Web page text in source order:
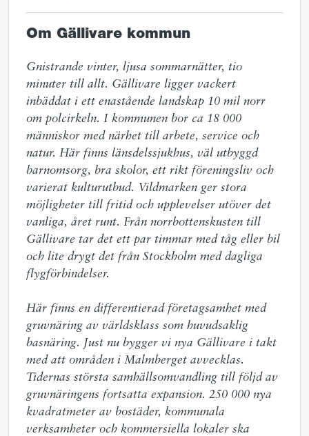
Om Gällivare kommun
Gnistrande vinter, ljusa sommarnätter, tio
minuter till allt. Gällivare ligger vackert
inbäddat i ett enastående landskap 10 mil norr
om polcirkeln. I kommunen bor ca 18 000
människor med närhet till arbete, service och
natur. Här finns länsdelssjukhus, väl utbyggd
barnomsorg, bra skolor, ett rikt föreningsliv och
varierat kulturutbud. Vildmarken ger stora
möjligheter till fritid och upplevelser utöver det
vanliga, året runt. Från norrbottenskusten till
Gällivare tar det ett par timmar med tåg eller bil
och lite drygt det från Stockholm med dagliga
flygförbindelser.
Här finns en differentierad företagsamhet med
gruvnäring av världsklass som huvudsaklig
basnäring. Just nu bygger vi nya Gällivare i takt
med att områden i Malmberget avvecklas.
Tidernas största samhällsomvandling till följd av
gruvnäringens fortsatta expansion. 250 000 nya
kvadratmeter av bostäder, kommunala
verksamheter och kommersiella lokaler ska